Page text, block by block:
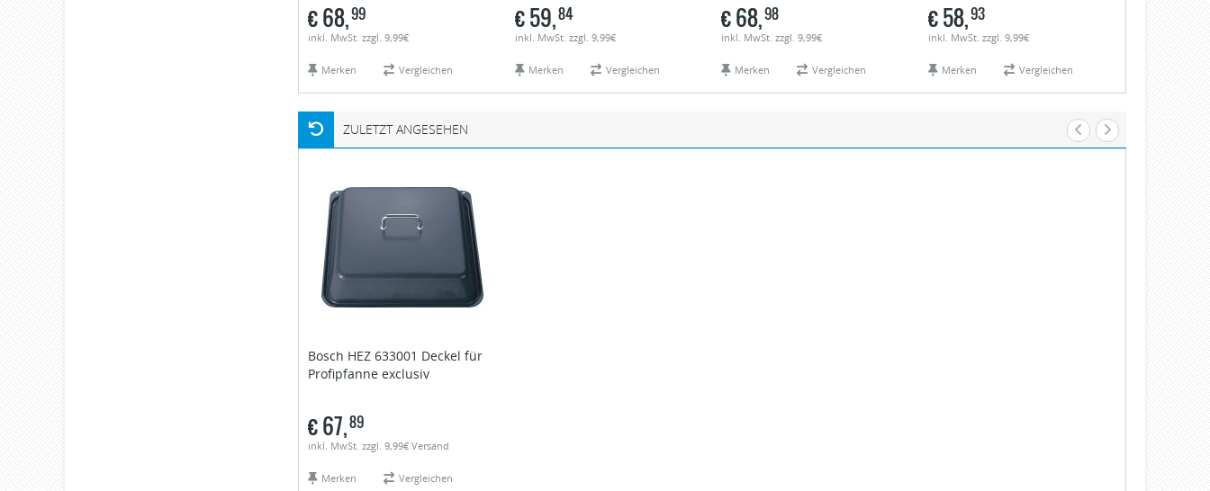
€68,99
inkl. MwSt. zzgl. 9,99€
Merken Vergleichen
€59,84
inkl. MwSt. zzgl. 9,99€
Merken Vergleichen
€68,98
inkl. MwSt. zzgl. 9,99€
Merken Vergleichen
€58,93
inkl. MwSt. zzgl. 9,99€
Merken Vergleichen
ZULETZT ANGESEHEN
Bosch HEZ 633001 Deckel für
Profipfanne exclusiv
€67,89
inkl. MwSt. zzgl. 9,99€ Versand
Merken Vergleichen